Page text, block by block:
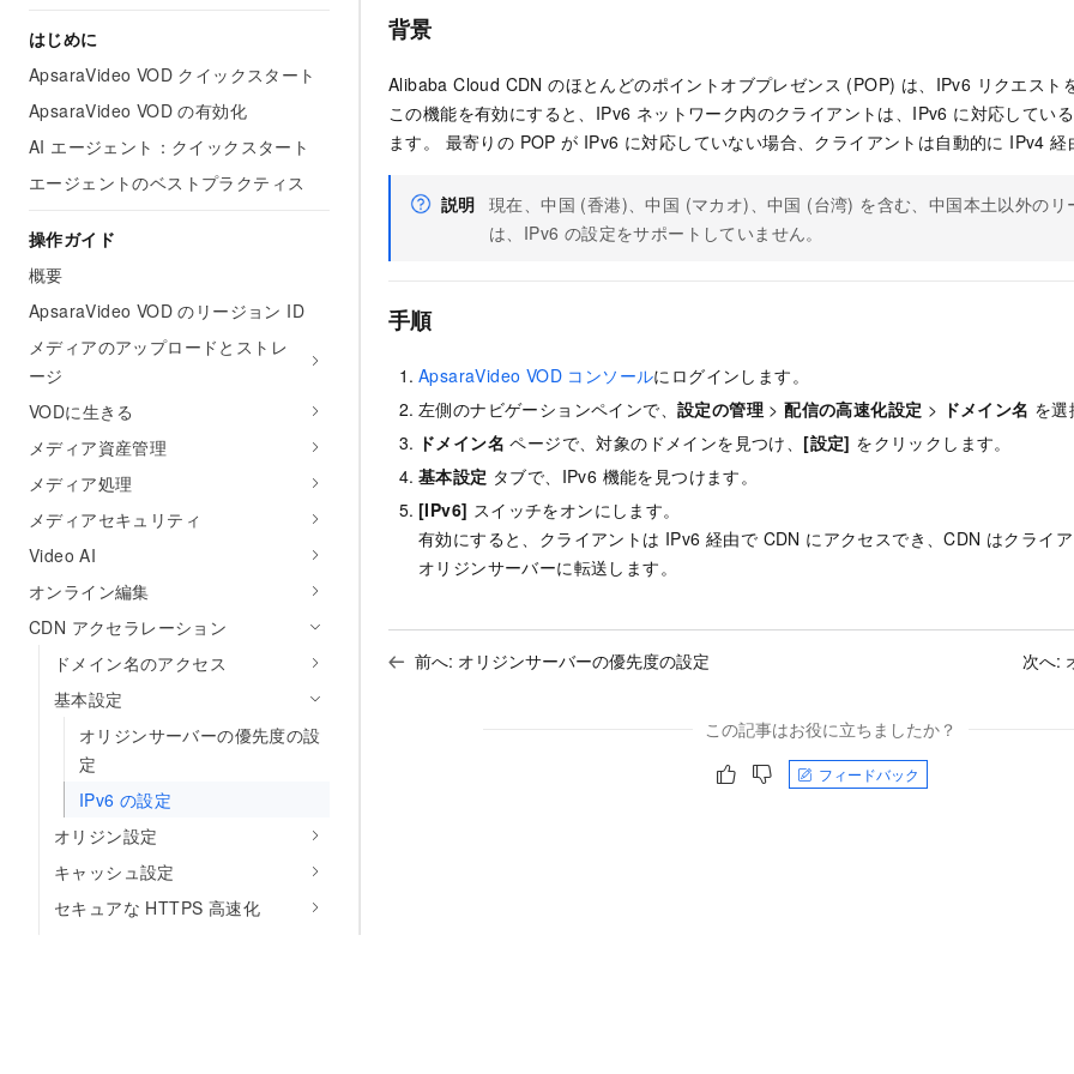
はじめに
ApsaraVideo VOD クイックスタート
ApsaraVideo VOD の有効化
AI エージェント：クイックスタート
エージェントのベストプラクティス
操作ガイド
概要
ApsaraVideo VOD のリージョン ID
メディアのアップロードとストレ
ージ
VODに生きる
メディア資産管理
メディア処理
メディアセキュリティ
Video AI
オンライン編集
CDN アクセラレーション
ドメイン名のアクセス
基本設定
オリジンサーバーの優先度の設
定
IPv6 の設定
オリジン設定
キャッシュ設定
セキュアな HTTPS 高速化
背景
Alibaba Cloud CDN のほとんどのポイントオブプレゼンス (POP) は、IPv6 リクエスト
この機能を有効にすると、IPv6 ネットワーク内のクライアントは、IPv6 に対応してい
ます。 最寄りの POP が IPv6 に対応していない場合、クライアントは自動的に IPv4
説明 現在、中国 (香港)、中国 (マカオ)、中国 (台湾) を含む、中国本土以外のリ
は、IPv6 の設定をサポートしていません。
手順
ApsaraVideo VOD コンソールにログインします。
左側のナビゲーションペインで、 設定の管理 >配信の高速化設定 > ドメイン名 を
ドメイン名 ページで、対象のドメインを見つけ、 [設定] をクリックします。
基本設定 タブで、IPv6 機能を見つけます。
[IPv6] スイッチをオンにします。
有効にすると、クライアントは IPv6 経由で CDN にアクセスでき、CDN はクライ
オリジンサーバーに転送します。
前へ: オリジンサーバーの優先度の設定 次へ:
この記事はお役に立ちましたか？
フィードバック